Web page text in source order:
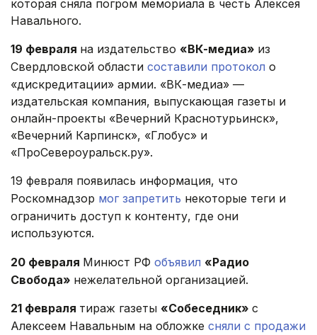
которая сняла погром мемориала в честь Алексея
Навального.
19 февраля на издательство «ВК-медиа» из
Свердловской области составили протокол о
«дискредитации» армии. «ВК-медиа» —
издательская компания, выпускающая газеты и
онлайн-проекты «Вечерний Краснотурьинск»,
«Вечерний Карпинск», «Глобус» и
«ПроСевероуральск.ру».
19 февраля появилась информация, что
Роскомнадзор мог запретить некоторые теги и
ограничить доступ к контенту, где они
используются.
20 февраля Минюст РФ объявил «Радио
Свобода» нежелательной организацией.
21 февраля тираж газеты «Собеседник» с
Алексеем Навальным на обложке сняли с продажи